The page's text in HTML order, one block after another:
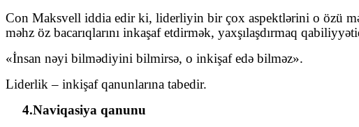
Con Maksvell iddia edir ki, liderliyin bir çox aspektlərini o özü
məhz öz bacarıqlarını inkaşaf etdirmək, yaxşılaşdırmaq
«İnsan nəyi bilmədiyini bilmirsə, o inkişaf edə bilməz».
Liderlik – inkişaf qanunlarına tabedir.
4.Naviqasiya qanunu